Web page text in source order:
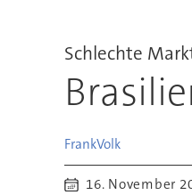
Schlechte
FrankVolk
16. November